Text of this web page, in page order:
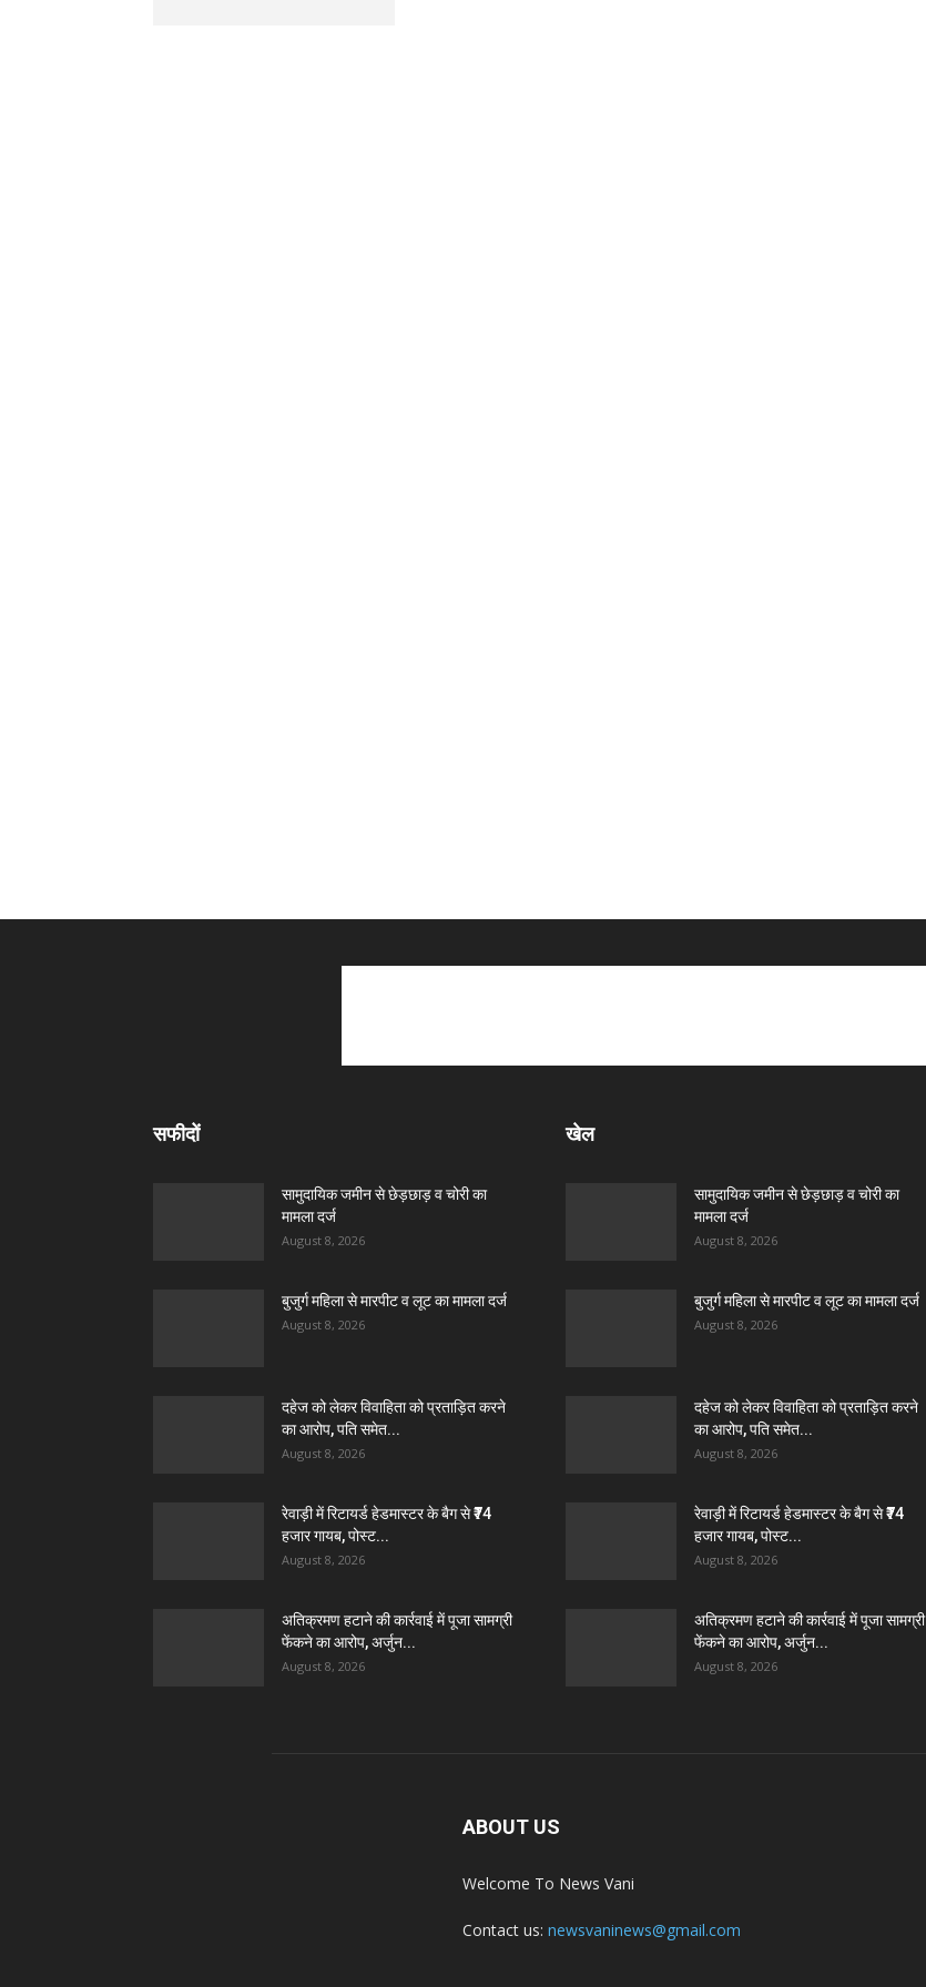
सफीदों
सामुदायिक जमीन से छेड़छाड़ व चोरी का
मामला दर्ज
August 8, 2026
बुजुर्ग महिला से मारपीट व लूट का मामला दर्ज
August 8, 2026
दहेज को लेकर विवाहिता को प्रताड़ित करने
का आरोप, पति समेत...
August 8, 2026
रेवाड़ी में रिटायर्ड हेडमास्टर के बैग से ₹74
हजार गायब, पोस्ट...
August 8, 2026
अतिक्रमण हटाने की कार्रवाई में पूजा सामग्री
फेंकने का आरोप, अर्जुन...
August 8, 2026
खेल
सामुदायिक जमीन से छेड़छाड़ व चोरी का
मामला दर्ज
August 8, 2026
बुजुर्ग महिला से मारपीट व लूट का मामला दर्ज
August 8, 2026
दहेज को लेकर विवाहिता को प्रताड़ित करने
का आरोप, पति समेत...
August 8, 2026
रेवाड़ी में रिटायर्ड हेडमास्टर के बैग से ₹74
हजार गायब, पोस्ट...
August 8, 2026
अतिक्रमण हटाने की कार्रवाई में पूजा सामग्री
फेंकने का आरोप, अर्जुन...
August 8, 2026
ABOUT US
Welcome To News Vani
Contact us: newsvaninews@gmail.com